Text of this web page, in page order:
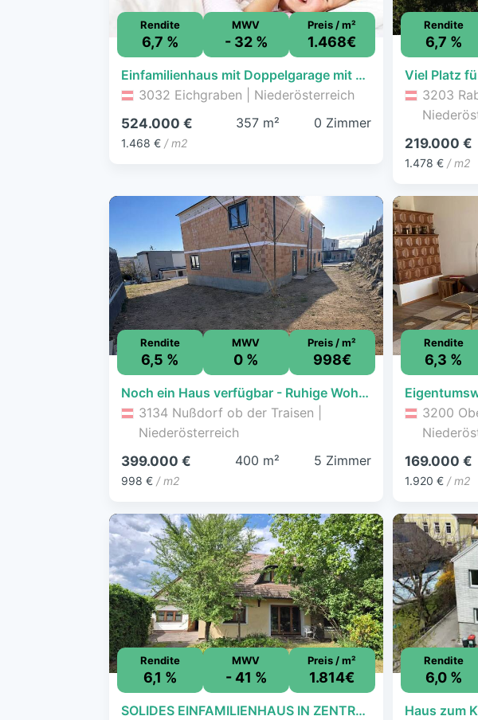
Rendite
6,7 %
MWV
- 32 %
Preis / m²
1.468€
Einfamilienhaus mit Doppelgarage mit 938 qm Grund
3032 Eichgraben | Niederösterreich
524.000 €
1.468 € / m2
357 m² 0 Zimmer
Rendite
6,7 %
3203
219.000 €
1.478 €/ m2
Rendite
6,5 %
MWV
0 %
Preis / m²
998€
Noch ein Haus verfügbar - Ruhige Wohnsiedlung - Energieeffiziente Neubau-Doppelhaushälfte
3134 Nußdorf ob der Traisen |
Niederösterreich
399.000 €
998 € / m2
400 m² 5 Zimmer
Rendite
6,3 %
3200
169.000 €
1.920 €/ m2
Rendite
6,1 %
MWV
- 41 %
Preis / m²
1.814€
SOLIDES EINFAMILIENHAUS IN ZENTRUMSNÄHE
Rendite
6,0 %